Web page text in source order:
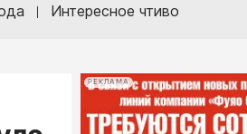
Интересное чтиво
РЕКЛАМА